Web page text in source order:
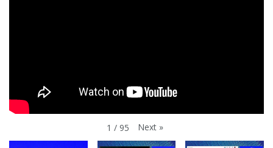
1 / 95 Next »